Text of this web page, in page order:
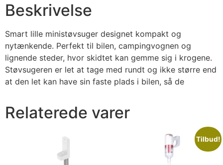
Beskrivelse
Smart lille ministøvsuger designet kompakt og
nytænkende. Perfekt til bilen, campingvognen og
lignende steder, hvor skidtet kan gemme sig i krogene.
Støvsugeren er let at tage med rundt og ikke større end
at den let kan have sin faste plads i bilen, så de
Relaterede varer
Tilbud!